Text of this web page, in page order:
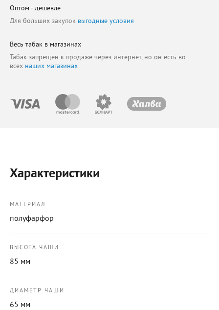
Оптом - дешевле
Для больших закупок выгодные условия
Весь табак в магазинах
Табак запрещен к продаже через интернет, но он есть во
всех наших магазинах
Характеристики
МАТЕРИАЛ
полуфарфор
ВЫСОТА ЧАШИ
85 мм
ДИАМЕТР ЧАШИ
65 мм